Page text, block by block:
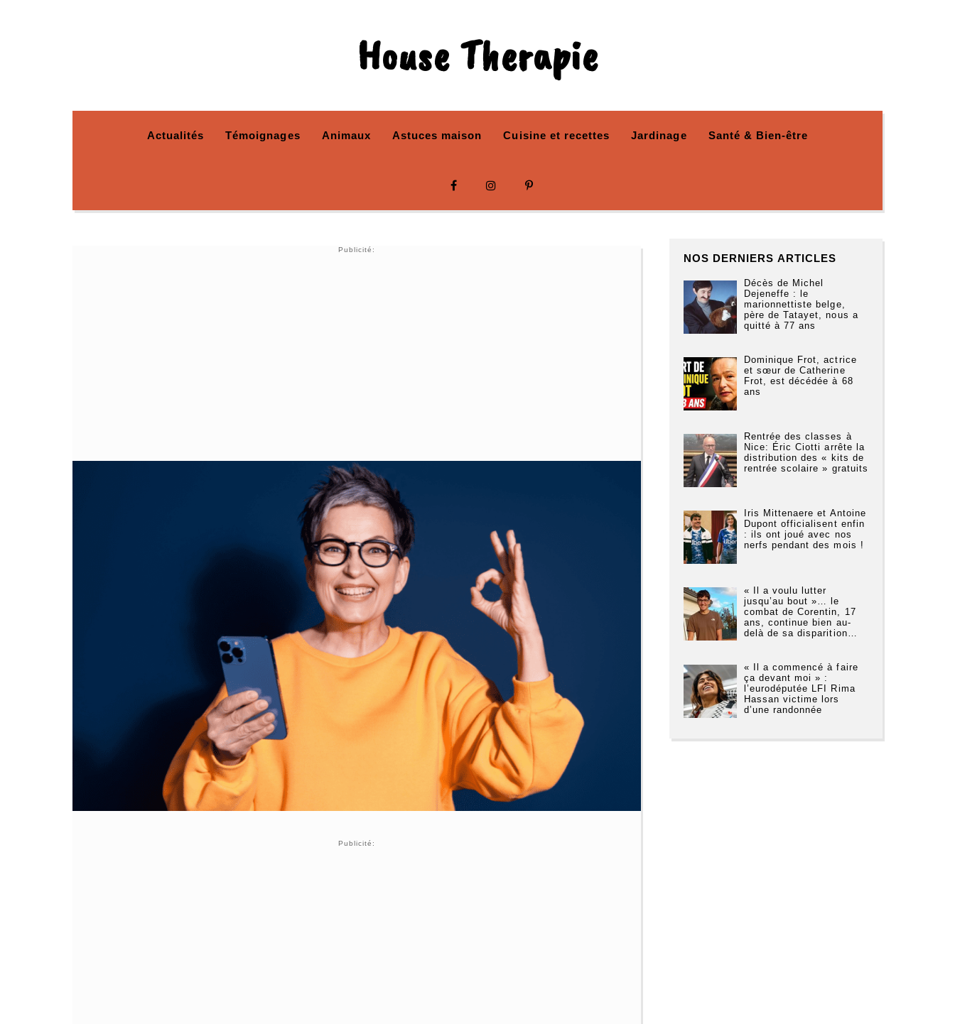
House Therapie
Actualités Témoignages Animaux Astuces maison Cuisine et recettes Jardinage Santé & Bien-être
Publicité:
Publicité:
NOS DERNIERS ARTICLES
Décès de Michel
Dejeneffe : le
marionnettiste belge,
père de Tatayet, nous a
quitté à 77 ans
Dominique Frot, actrice
et sœur de Catherine
Frot, est décédée à 68
ans
Rentrée des classes à
Nice: Éric Ciotti arrête la
distribution des « kits de
rentrée scolaire » gratuits
Iris Mittenaere et Antoine
Dupont officialisent enfin
: ils ont joué avec nos
nerfs pendant des mois !
« Il a voulu lutter
jusqu’au bout »… le
combat de Corentin, 17
ans, continue bien au-
delà de sa disparition…
« Il a commencé à faire
ça devant moi » :
l’eurodéputée LFI Rima
Hassan victime lors
d’une randonnée